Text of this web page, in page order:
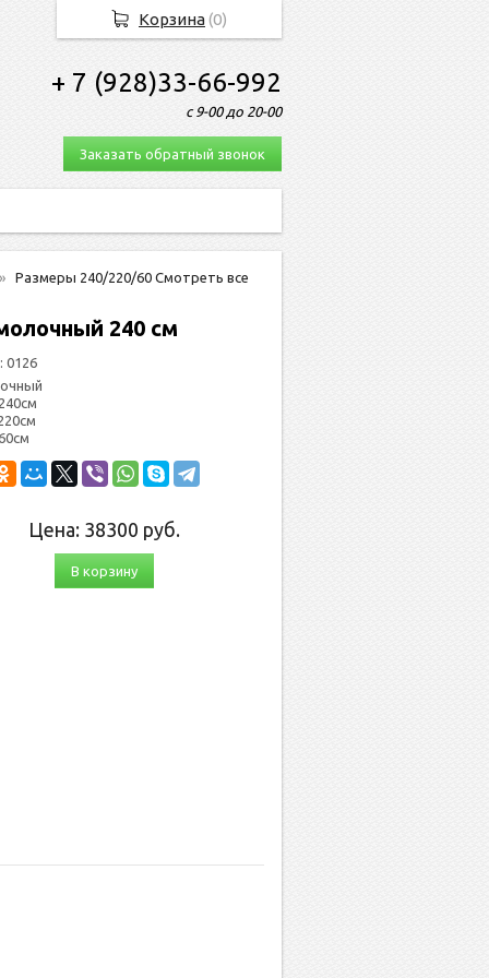
+ 7 (928)33-66-992
с 9-00 до 20-00
Заказать обратный звонок
Размеры 240/220/60 Смотреть все
240 см
0126
Цена: 38300 руб.
В корзину
Корзина(0)